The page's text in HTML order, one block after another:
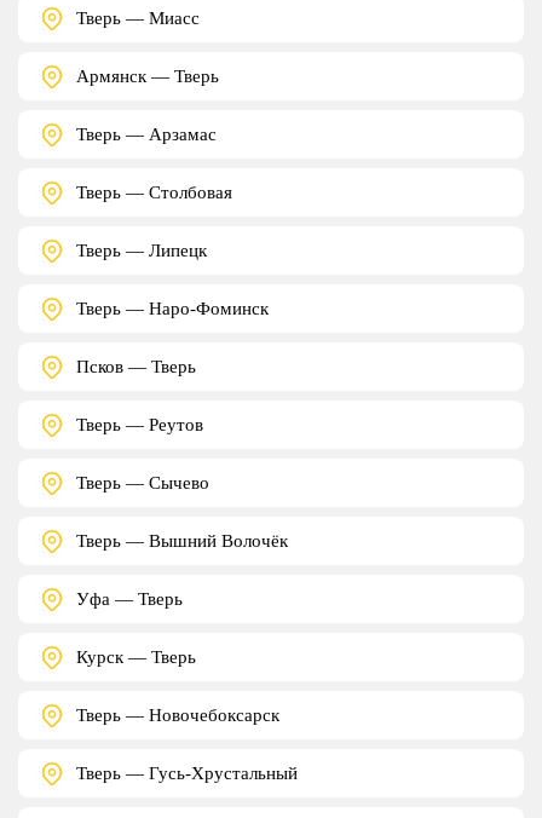
Тверь — Миасс
Армянск — Тверь
Тверь — Арзамас
Тверь — Столбовая
Тверь — Липецк
Тверь — Наро-Фоминск
Псков — Тверь
Тверь — Реутов
Тверь — Сычево
Тверь — Вышний Волочёк
Уфа — Тверь
Курск — Тверь
Тверь — Новочебоксарск
Тверь — Гусь-Хрустальный